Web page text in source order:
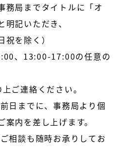
務局までタイトルに「オ
記いただき、
祝を除く）
、13:00-17:00の任意の
ご連絡ください。
日までに、事務局より個
内を差し上げます。
相談も随時お承りしてお